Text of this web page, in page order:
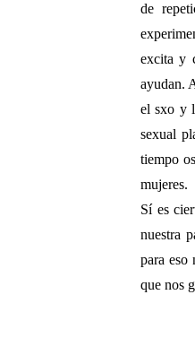
de
excita y
ayudan.
el sxo y
sexual
tiempo
mujeres.
Sí es
nuestra
para eso
que nos